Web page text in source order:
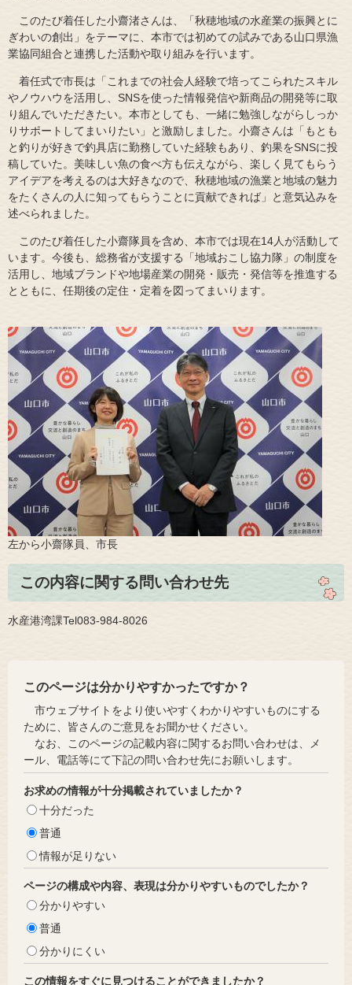
このたび着任した小齋渚さんは、「秋穂地域の水産業の振興とに
ぎわいの創出」をテーマに、本市では初めての試みである山口県漁
業協同組合と連携した活動や取り組みを行います。
着任式で市長は「これまでの社会人経験で培ってこられたスキル
やノウハウを活用し、SNSを使った情報発信や新商品の開発等に取
り組んでいただきたい。本市としても、一緒に勉強しながらしっか
りサポートしてまいりたい」と激励しました。小齋さんは「もとも
と釣りが好きで釣具店に勤務していた経験もあり、釣果をSNSに投
稿していた。美味しい魚の食べ方も伝えながら、楽しく見てもらう
アイデアを考えるのは大好きなので、秋穂地域の漁業と地域の魅力
をたくさんの人に知ってもらうことに貢献できれば」と意気込みを
述べられました。
このたび着任した小齋隊員を含め、本市では現在14人が活動して
います。今後も、総務省が支援する「地域おこし協力隊」の制度を
活用し、地域ブランドや地場産業の開発・販売・発信等を推進する
とともに、任期後の定住・定着を図ってまいります。
左から小齋隊員、市長​
この内容に関する問い合わせ先
水産港湾課Tel083-984-8026
このページは分かりやすかったですか？
市ウェブサイトをより使いやすくわかりやすいものにする
ために、皆さんのご意見をお聞かせください。
なお、このページの記載内容に関するお問い合わせは、メ
ール、電話等にて下記の問い合わせ先にお願いします。
お求めの情報が十分掲載されていましたか？
十分だった
普通
情報が足りない
ページの構成や内容、表現は分かりやすいものでしたか？
分かりやすい
普通
分かりにくい
この情報をすぐに見つけることができましたか？